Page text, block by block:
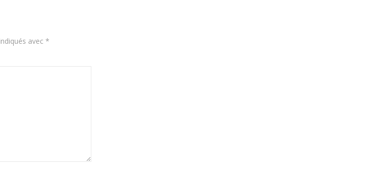
avec *